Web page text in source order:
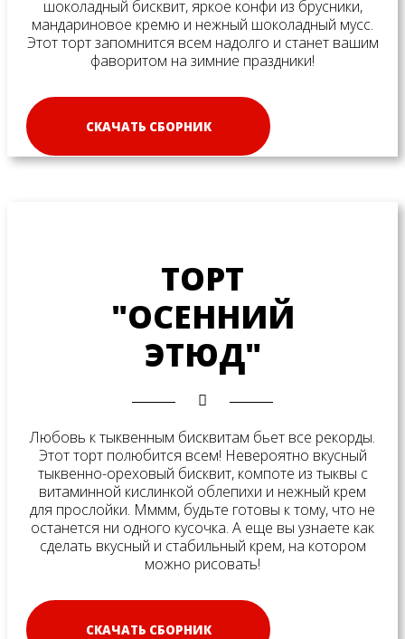
шоколадный бисквит, яркое конфи из брусники,
мандариновое кремю и нежный шоколадный мусс.
Этот торт запомнится всем надолго и станет вашим
фаворитом на зимние праздники!
СКАЧАТЬ СБОРНИК
ТОРТ
"ОСЕННИЙ
ЭТЮД"
Любовь к тыквенным бисквитам бьет все рекорды.
Этот торт полюбится всем! Невероятно вкусный
тыквенно-ореховый бисквит, компоте из тыквы с
витаминной кислинкой облепихи и нежный крем
для прослойки. Мммм, будьте готовы к тому, что не
останется ни одного кусочка. А еще вы узнаете как
сделать вкусный и стабильный крем, на котором
можно рисовать!
СКАЧАТЬ СБОРНИК